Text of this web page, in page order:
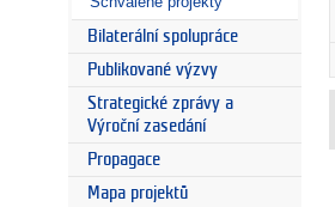
Bilaterální spolupráce
Publikované výzvy
Strategické zprávy a
Výroční zasedání
Propagace
Mapa projektů